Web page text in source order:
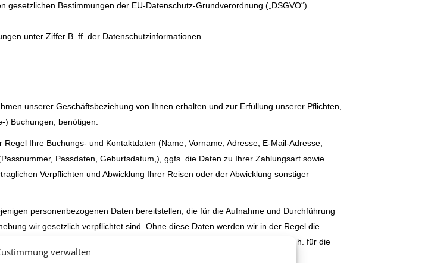
verwalten
Bestimmungen der EU-Datenschutz-Grundverordnung („DSGVO“)
unter Ziffer B. ff. der Datenschutzinformationen.
unserer Geschäftsbeziehung von Ihnen erhalten und zur Erfüllung unserer Pflichten,
) Buchungen, benötigen.
Ihre Buchungs- und Kontaktdaten (Name, Vorname, Adresse, E-Mail-Adresse,
Passdaten, Geburtsdatum,), ggfs. die Daten zu Ihrer Zahlungsart sowie
Verpflichten und Abwicklung Ihrer Reisen oder der Abwicklung sonstiger
personenbezogenen Daten bereitstellen, die für die Aufnahme und Durchführung
wir gesetzlich verpflichtet sind. Ohne diese Daten werden wir in der Regel die
Vertrag nicht mehr durchführen können und ggf. beenden müssen; D.h. für die
dass Sie die angegebenen Daten bereitstellen.